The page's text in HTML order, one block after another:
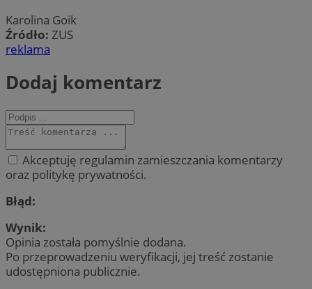
Karolina Goik
Źródło: ZUS
reklama
Dodaj komentarz
Akceptuję regulamin zamieszczania komentarzy
oraz politykę prywatności.
Błąd:
Wynik:
Opinia została pomyślnie dodana.
Po przeprowadzeniu weryfikacji, jej treść zostanie
udostępniona publicznie.